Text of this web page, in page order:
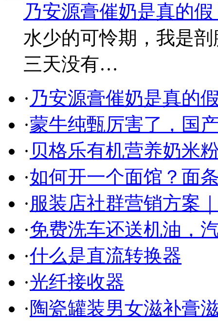
乃安源膏催奶是真的假
水少的可怜期，我是
三天没有…
· 乃安源膏催奶是真的
·蒙牛纯甄厉害了，国
· 贝格乐有机营养奶米
·如何开一个面馆？面
·服装店社群营销方案
·免费洗车还送机油，
·什么是直流转换器
·光纤接收器
· 陶瓷罐装男女滋补膏